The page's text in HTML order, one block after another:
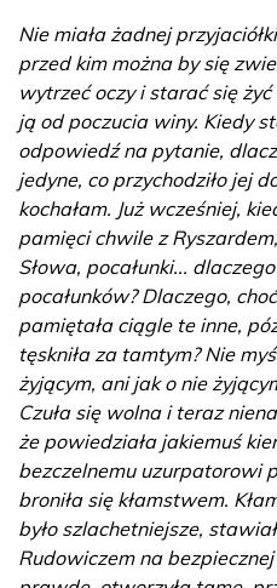
Nie miała żadnej
przed kim można by się
wytrzeć oczy i starać się
ją od poczucia winy. Kiedy
odpowiedź na pytanie,
jedyne, co przychodziło jej
kochałam. Już wcześniej,
pamięci chwile z
Słowa, pocałunki...
pocałunków? Dlaczego,
pamiętała ciągle te inne,
tęskniła za tamtym? Nie
żyjącym, ani jak o nie
Czuła się wolna i teraz
że powiedziała jakiemuś
bezczelnemu uzurpatorowi
broniła się kłamstwem.
było szlachetniejsze,
Rudowiczem na